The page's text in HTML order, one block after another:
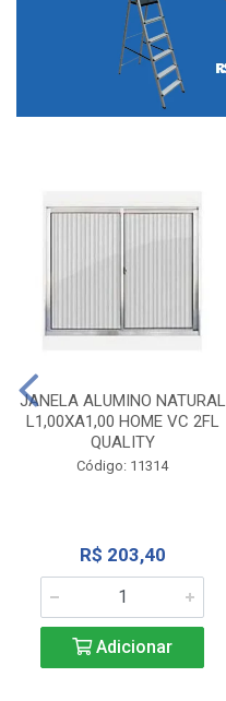
JANELA ALUMINO NATURAL
L1,00XA1,00 HOME VC 2FL
QUALITY
Código: 11314
R$ 203,40
Adicionar